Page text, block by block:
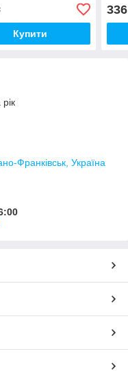
Купити
336
Франківськ, Україна